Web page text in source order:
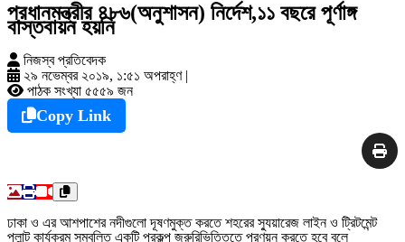
প্রধানমন্ত্রীর ৪৮৬(অনুশাসন) নির্দেশ,১১ বছরে পূর্ণাঙ্গ
বাস্তবায়ন হয়নি
নিজস্ব প্রতিবেদক
২৯ নভেম্বর ২০১৯, ১:৫১ অপরাহ্ণ |
পাঠক সংখ্যা ৫৫৫৯ জন
Copy Link
ঢাকা ও এর আশপাশের নদীগুলো দূষণমুক্ত করতে শহরের স্যুয়ারেজ লাইন ও ট্রিটমেন্ট
প্লান্ট কার্যক্রম সম্বলিত একটি প্রকল্প জরুরিভিত্তিতে প্রণয়ন করতে হবে বলে